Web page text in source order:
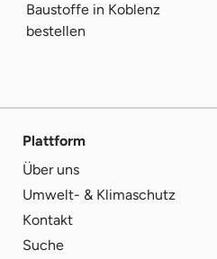
Baustoffe in Koblenz
bestellen
Plattform
Über uns
Umwelt- & Klimaschutz
Kontakt
Suche